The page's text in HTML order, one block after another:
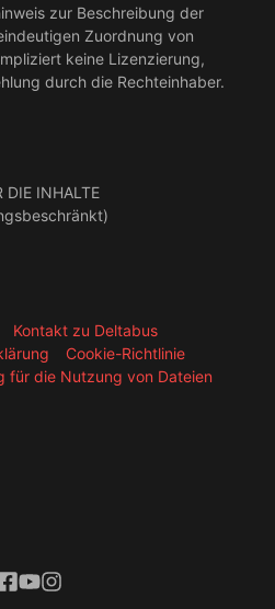
zur Beschreibung der
Zuordnung von
keine Lizenzierung,
durch die Rechteinhaber.
DIE INHALTE
Kontakt zu Deltabus
Cookie-Richtlinie
für die Nutzung von Dateien